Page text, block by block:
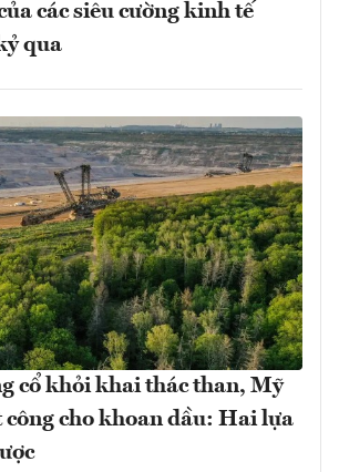
các siêu cường kinh tế
qua
cổ khỏi khai thác than, Mỹ
cho khoan dầu: Hai lựa